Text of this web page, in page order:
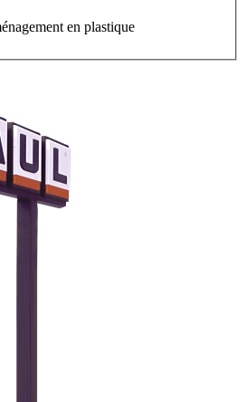
en plastique